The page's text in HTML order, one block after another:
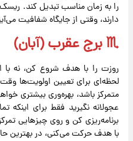
را به زمان مناسب تبدیل کند.
دارند، وقتی از جایگاه شفافیت
♏️ برج عقرب (آبان)
روزت را با هدف شروع کن، نه با
لحظه‌ای برای تعیین اولویت‌ها
متمرکز باشد، بهره‌وری بیشتری
عجولانه نگیرید فقط برای
برنامه‌ریزی کن و روی چیزهایی
با هدف حرکت می‌کنی، در